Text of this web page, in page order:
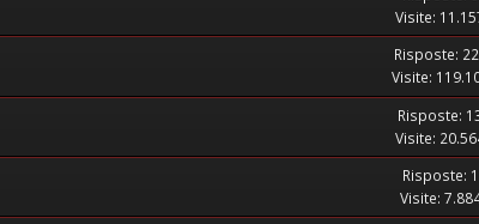
Visite:
Risposte:
Visite:
Risposte:
Visite:
Risposte: 1
Visite: